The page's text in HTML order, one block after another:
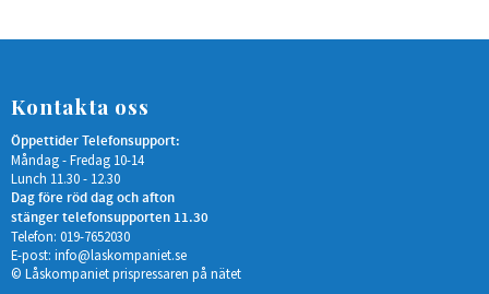
Kontakta oss
Öppettider Telefonsupport:
Måndag - Fredag 10-14
Lunch 11.30 - 12.30
Dag före röd dag och afton
stänger telefonsupporten 11.30
Telefon: 019-7652030
E-post: info@laskompaniet.se
© Låskompaniet prispressaren på nätet